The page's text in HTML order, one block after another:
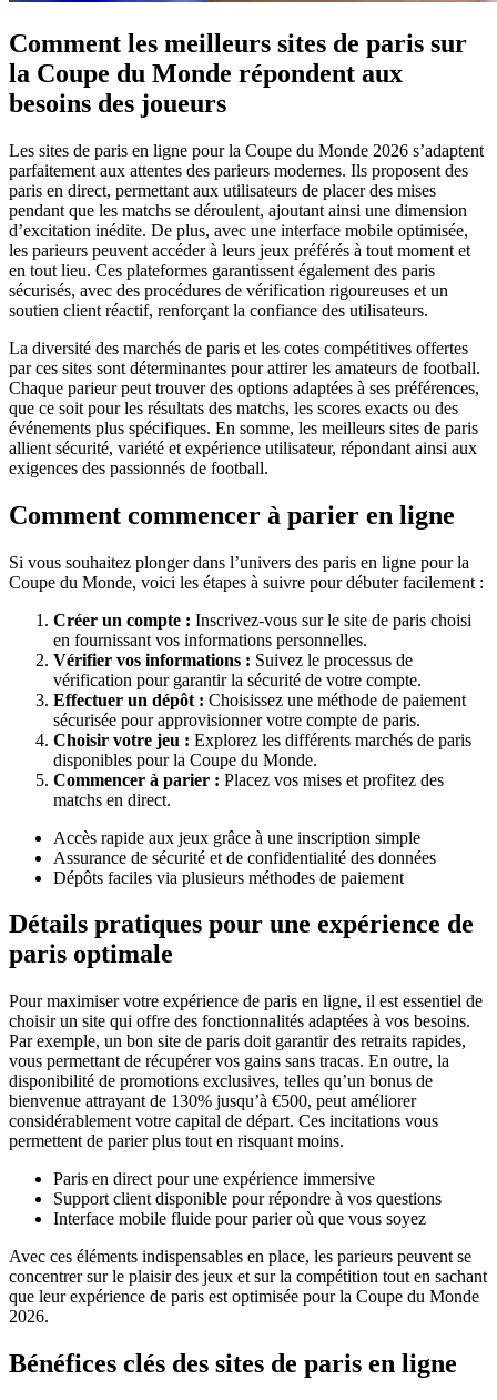
Comment les meilleurs sites de paris sur
la Coupe du Monde répondent aux
besoins des joueurs
Les sites de paris en ligne pour la Coupe du Monde 2026 s’adaptent
parfaitement aux attentes des parieurs modernes. Ils proposent des
paris en direct, permettant aux utilisateurs de placer des mises
pendant que les matchs se déroulent, ajoutant ainsi une dimension
d’excitation inédite. De plus, avec une interface mobile optimisée,
les parieurs peuvent accéder à leurs jeux préférés à tout moment et
en tout lieu. Ces plateformes garantissent également des paris
sécurisés, avec des procédures de vérification rigoureuses et un
soutien client réactif, renforçant la confiance des utilisateurs.
La diversité des marchés de paris et les cotes compétitives offertes
par ces sites sont déterminantes pour attirer les amateurs de football.
Chaque parieur peut trouver des options adaptées à ses préférences,
que ce soit pour les résultats des matchs, les scores exacts ou des
événements plus spécifiques. En somme, les meilleurs sites de paris
allient sécurité, variété et expérience utilisateur, répondant ainsi aux
exigences des passionnés de football.
Comment commencer à parier en ligne
Si vous souhaitez plonger dans l’univers des paris en ligne pour la
Coupe du Monde, voici les étapes à suivre pour débuter facilement :
Créer un compte : Inscrivez-vous sur le site de paris choisi
en fournissant vos informations personnelles.
Vérifier vos informations : Suivez le processus de
vérification pour garantir la sécurité de votre compte.
Effectuer un dépôt : Choisissez une méthode de paiement
sécurisée pour approvisionner votre compte de paris.
Choisir votre jeu : Explorez les différents marchés de paris
disponibles pour la Coupe du Monde.
Commencer à parier : Placez vos mises et profitez des
matchs en direct.
Accès rapide aux jeux grâce à une inscription simple
Assurance de sécurité et de confidentialité des données
Dépôts faciles via plusieurs méthodes de paiement
Détails pratiques pour une expérience de
paris optimale
Pour maximiser votre expérience de paris en ligne, il est essentiel de
choisir un site qui offre des fonctionnalités adaptées à vos besoins.
Par exemple, un bon site de paris doit garantir des retraits rapides,
vous permettant de récupérer vos gains sans tracas. En outre, la
disponibilité de promotions exclusives, telles qu’un bonus de
bienvenue attrayant de 130% jusqu’à €500, peut améliorer
considérablement votre capital de départ. Ces incitations vous
permettent de parier plus tout en risquant moins.
Paris en direct pour une expérience immersive
Support client disponible pour répondre à vos questions
Interface mobile fluide pour parier où que vous soyez
Avec ces éléments indispensables en place, les parieurs peuvent se
concentrer sur le plaisir des jeux et sur la compétition tout en sachant
que leur expérience de paris est optimisée pour la Coupe du Monde
2026.
Bénéfices clés des sites de paris en ligne